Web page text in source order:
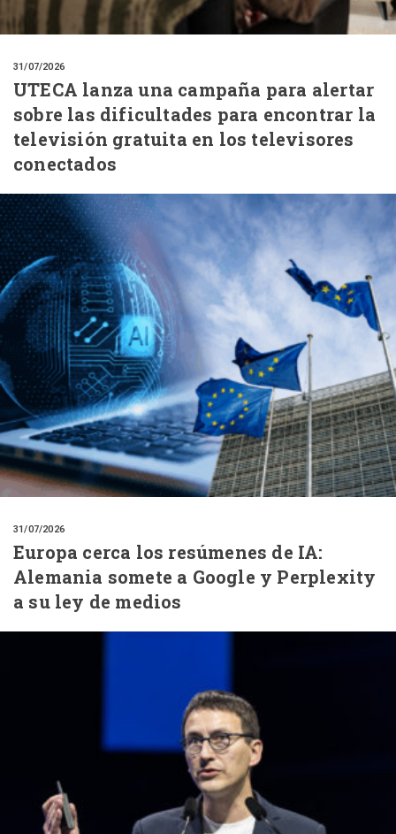
31/07/2026
UTECA lanza una campaña para alertar
sobre las dificultades para encontrar la
televisión gratuita en los televisores
conectados
31/07/2026
Europa cerca los resúmenes de IA:
Alemania somete a Google y Perplexity
a su ley de medios